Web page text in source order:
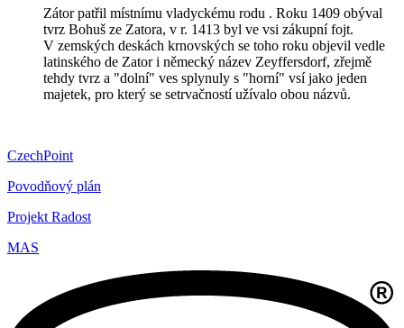
Zátor patřil místnímu vladyckému rodu . Roku 1409 obýval
tvrz Bohuš ze Zatora, v r. 1413 byl ve vsi zákupní fojt.
V zemských deskách krnovských se toho roku objevil vedle
latinského de Zator i německý název Zeyffersdorf, zřejmě
tehdy tvrz a "dolní" ves splynuly s "horní" vsí jako jeden
majetek, pro který se setrvačností užívalo obou názvů.
CzechPoint
Povodňový plán
Projekt Radost
MAS